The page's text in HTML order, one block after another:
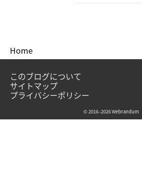
Home
このブログについて
サイトマップ
プライバシーポリシー
© 2016–2026 Webrandum